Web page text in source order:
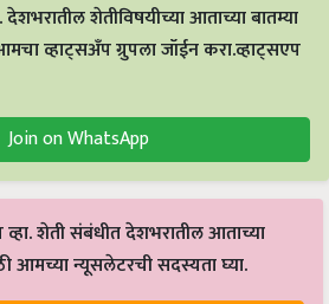
शेतीविषयीच्या आताच्या बातम्या
व्हाट्सअँप ग्रुपला जॉईन करा.व्हाट्सएप
Join on WhatsApp
शेती संबंधीत देशभरातील आताच्या
आमच्या न्यूसलेटरची सदस्यता घ्या.